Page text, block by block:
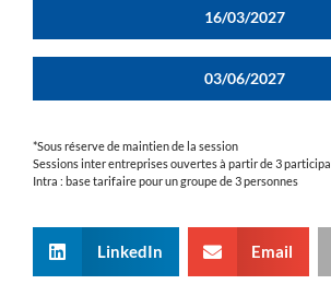
16/03/2027
03/06/2027
*Sous réserve de maintien de la session
Sessions inter entreprises ouvertes à partir de 3
Intra : base tarifaire pour un groupe de 3 personnes
LinkedIn Email